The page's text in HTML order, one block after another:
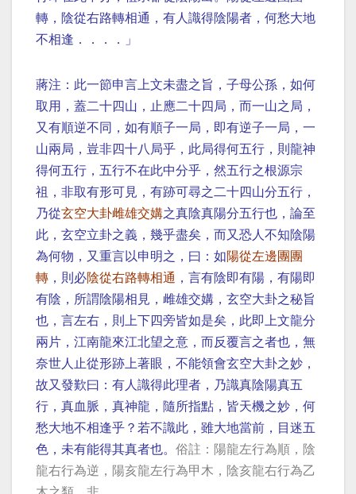
轉，陰從右路轉相通，有人識得陰陽者，何愁大地
不相逢．．．．」
蔣注：此一節申言上文未盡之旨，子母公孫，如何
取用，蓋二十四山，止應二十四局，而一山之局，
又有順逆不同，如有順子一局，即有逆子一局，一
山兩局，豈非四十八局乎，此局得何五行，則龍神
得何五行，五行不在此中分乎，然五行之根源宗
祖，非取有形可見，有跡可尋之二十四山分五行，
乃從玄空大卦雌雄交媾之真陰真陽分五行也，論至
此，玄空立卦之義，幾乎盡矣，而又恐人不知陰陽
為何物，又重言以申明之，曰：如陽從左邊團團
轉 ，則必陰從右路轉相通 ，言有陰即有陽，有陽即
有陰，所謂陰陽相見，雌雄交媾，玄空大卦之秘旨
也，言左右，則上下四旁皆如是矣，此即上文龍分
兩片，江南龍來江北望之意，而反覆言之者也，無
奈世人止從形跡上著眼，不能領會玄空大卦之妙，
故又發歎曰：有人識得此理者，乃識真陰陽真五
行，真血脈，真神龍，隨所指點，皆天機之妙，何
愁大地不相逢乎？若不識此，雖大地當前，目迷五
色，未有能得其真者也。 俗註：陽龍左行為順，陰
龍右行為逆，陽亥龍左行為甲木，陰亥龍右行為乙